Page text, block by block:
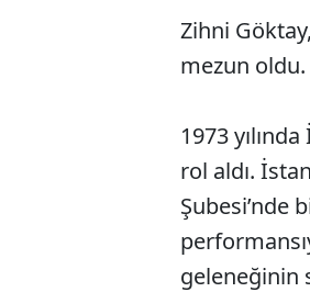
Zihni
mezun oldu.
1973
rol aldı.
Şubesi’nde
geleneğinin